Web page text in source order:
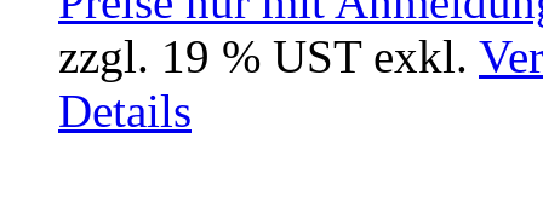
zzgl. 19 % UST exkl.
Details